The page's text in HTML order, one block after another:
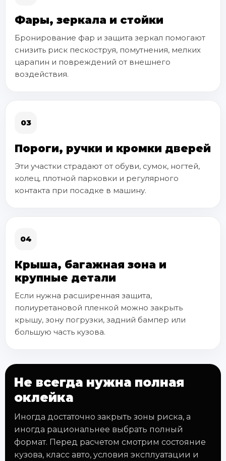
Фары, зеркала и стойки
Бронирование фар и защита зеркал помогают
снизить риск пескоструя, помутнения, мелких
царапин и повреждений от внешнего
воздействия.
03
Пороги, ручки и кромки дверей
Эти участки страдают от обуви, сумок, ногтей,
колец, плотной парковки и регулярного
контакта при посадке в машину.
04
Крыша, багажная зона и
крупные детали
Если нужна расширенная защита,
полиуретановой пленкой можно закрыть
крышу, зону погрузки, задний бампер или
большую часть кузова.
Не всегда нужна полная
оклейка
Иногда достаточно закрыть зоны риска, а
иногда рациональнее выбрать полный
формат. Перед расчетом смотрим состояние
кузова, класс авто, условия эксплуатации и